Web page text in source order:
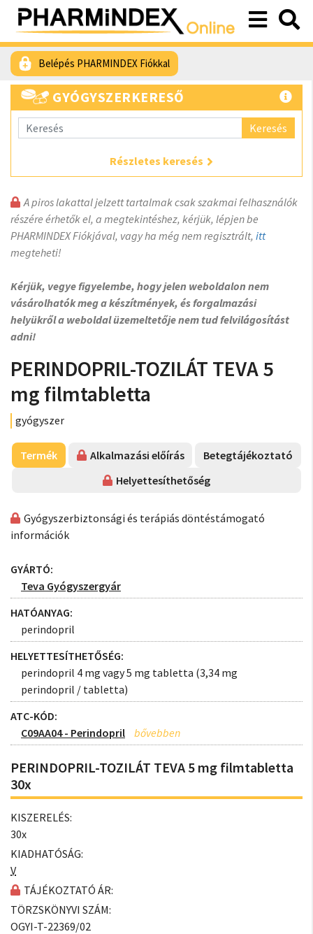
Belépés PHARMINDEX Fiókkal
GYÓGYSZERKERESŐ
Keresés
Részletes keresés
A piros lakattal jelzett tartalmak csak szakmai felhasználók
részére érhetők el, a megtekintéshez, kérjük, lépjen be
PHARMINDEX Fiókjával, vagy ha még nem regisztrált, itt
megteheti!
Kérjük, vegye figyelembe, hogy jelen weboldalon nem
vásárolhatók meg a készítmények, és forgalmazási
helyükről a weboldal üzemeltetője nem tud felvilágosítást
adni!
PERINDOPRIL-TOZILÁT TEVA 5
mg filmtabletta
gyógyszer
Termék Alkalmazási előírás
Betegtájékoztató
Helyettesíthetőség
Gyógyszerbiztonsági és terápiás döntéstámogató
információk
GYÁRTÓ:
Teva Gyógyszergyár
HATÓANYAG:
perindopril
HELYETTESÍTHETŐSÉG:
perindopril 4 mg vagy 5 mg tabletta (3,34 mg
perindopril / tabletta)
ATC-KÓD:
C09AA04 - Perindopril
PERINDOPRIL-TOZILÁT TEVA 5 mg filmtabletta
30x
KISZERELÉS:
30x
KIADHATÓSÁG:
V
TÁJÉKOZTATÓ ÁR:
TÖRZSKÖNYVI SZÁM:
OGYI-T-22369/02